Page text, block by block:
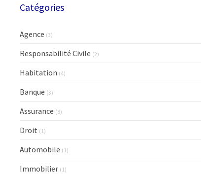
Catégories
Agence (3)
Responsabilité Civile (2)
Habitation (4)
Banque (3)
Assurance (8)
Droit (1)
Automobile (1)
Immobilier (1)